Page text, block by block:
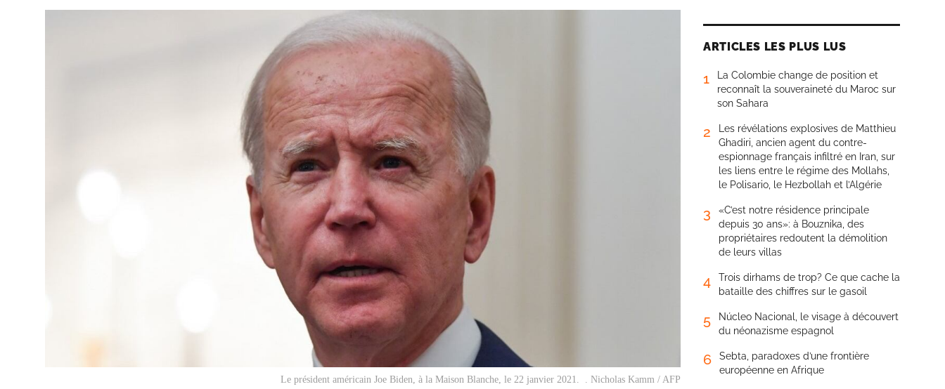
Le président américain Joe Biden, à la Maison Blanche, le 22 janvier 2021. . Nicholas Kamm / AFP
ARTICLES LES PLUS LUS
1
La Colombie change de position et
reconnaît la souveraineté du Maroc sur
son Sahara
2
Les révélations explosives de Matthieu
Ghadiri, ancien agent du contre-
espionnage français infiltré en Iran, sur
les liens entre le régime des Mollahs,
le Polisario, le Hezbollah et l’Algérie
3
«C’est notre résidence principale
depuis 30 ans»: à Bouznika, des
propriétaires redoutent la démolition
de leurs villas
4
Trois dirhams de trop? Ce que cache la
bataille des chiffres sur le gasoil
5
Núcleo Nacional, le visage à découvert
du néonazisme espagnol
6
Sebta, paradoxes d’une frontière
européenne en Afrique